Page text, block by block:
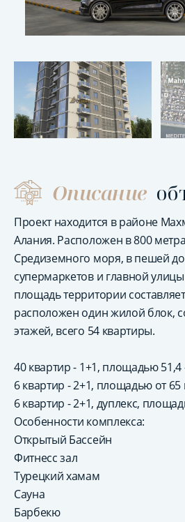
Описание
Проект находится в районе
Алания. Расположен в 800
Средиземного моря, в пешей
супермаркетов и главной
площадь территории
расположен один жилой блок,
этажей, всего 54 квартиры.
40 квартир - 1+1, площадью 51,4
6 квартир - 2+1, площадью от 65
6 квартир - 2+1, дуплекс,
Особенности комплекса:
Открытый Бассейн
Фитнесс зал
Турецкий хамам
Сауна
Барбекю